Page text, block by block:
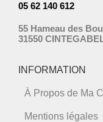
05 62 140 612
55 Hameau des
31550
INFORMATION
À Propos de Ma
Mentions légales